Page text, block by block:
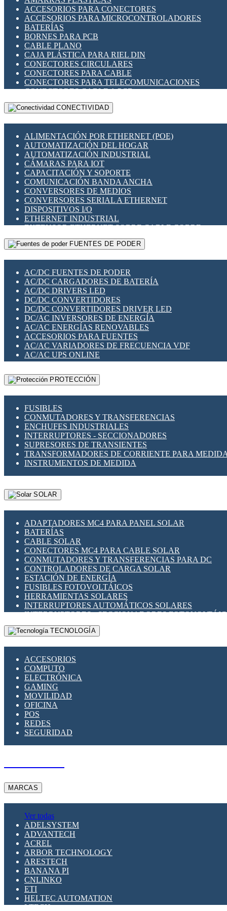
INDICADORES PARA PANEL
INTERFACES DE RELÉ
INTERRUPTORES FIN DE CARRERA
LLAVES CONMUTADORAS
MEDIDORES DE ENERGÍA Y TC'S DE CORRIENTE
MOTORES PASO A PASO
PANTALLAS HMI
PLC -CONTROLADORES LÓGICO PROGRAMABLES
PROGRAMADORES DE HORARIO
RELÉS DE PROTECCIÓN
SENSORES CAPACITIVOS
SENSORES INDUCTIVOS
TEMPORIZADORES
VARIACS
VARIADORES DE FRECUENCIA [VDF]
SECCIONADORES - INTERRUPTORES
MAQUINARIA
ACCESORIOS PARA CONECTORES
ACCESORIOS PARA MICROCONTROLADORES
BATERÍAS
BORNES PARA PCB
CABLE PLANO
CAJA PLÁSTICA PARA RIEL DIN
CONECTORES CIRCULARES
CONECTORES PARA CABLE
CONECTORES PARA TELECOMUNICACIONES
CONECTORES CABLE A PCB
CONECTORES PCB A CABLE
DIP SWITCHES
HERRAMIENTAS VARIAS
ILUMINACIÓN LED
INTERRUPTORES REED
INTERFACES DE RELÉ
OTROS RELÉS
PROTECCIÓN TÉRMICA
RELÉS AUTOMOTRICES
RELÉS DE SEÑAL
RELÉS DE ESTADO SÓLIDO SSR
RELÉS INDUSTRIALES
RELÉS MINIATURA DE POTENCIA
SENSORES MAGNÉTICOS
SWITCH Y MICROSWITCH
TARJETAS PI
UNIÓN Y DERIVACIÓN DE CABLE
CONECTIVIDAD
ALIMENTACIÓN POR ETHERNET (POE)
AUTOMATIZACIÓN DEL HOGAR
AUTOMATIZACIÓN INDUSTRIAL
CÁMARAS PARA IOT
CAPACITACIÓN Y SOPORTE
COMUNICACIÓN BANDA ANCHA
CONVERSORES DE MEDIOS
CONVERSORES SERIAL A ETHERNET
DISPOSITIVOS I/O
ETHERNET INDUSTRIAL
EXTENSOR ETHERNET SOBRE CABLE COBRE
GATEWAY LORAWAN
GESTIÓN DE REDES
PLACAS MODULARES IOT
SWITCHES Y REDES WIFI
SOLUCIONES IOT
SOLUCIONES LORAWAN
SOLUCIONES RED CELULAR
SEGURIDAD PARA REDES
SWITCHES LAN
TELEFONÍA IP (VOIP)
VIGILANCIA IP (CCTV)
MESHTASTIC
FUENTES DE PODER
AC/DC FUENTES DE PODER
AC/DC CARGADORES DE BATERÍA
AC/DC DRIVERS LED
DC/DC CONVERTIDORES
DC/DC CONVERTIDORES DRIVER LED
DC/AC INVERSORES DE ENERGÍA
AC/AC ENERGÍAS RENOVABLES
ACCESORIOS PARA FUENTES
AC/AC VARIADORES DE FRECUENCIA VDF
AC/AC UPS ONLINE
PROTECCIÓN
FUSIBLES
CONMUTADORES Y TRANSFERENCIAS
ENCHUFES INDUSTRIALES
INTERRUPTORES - SECCIONADORES
SUPRESORES DE TRANSIENTES
TRANSFORMADORES DE CORRIENTE PARA
INSTRUMENTOS DE MEDIDA
SOLAR
ADAPTADORES MC4 PARA PANEL SOLAR
BATERÍAS
CABLE SOLAR
CONECTORES MC4 PARA CABLE SOLAR
CONMUTADORES Y TRANSFERENCIAS PARA DC
CONTROLADORES DE CARGA SOLAR
ESTACIÓN DE ENERGÍA
FUSIBLES FOTOVOLTÁICOS
HERRAMIENTAS SOLARES
INTERRUPTORES AUTOMÁTICOS SOLARES
INTERRUPTORES - SECCIONADORES
MONTAJE PANEL SOLAR
PORTA FUSIBLES Y SECCIONADORES
TECNOLOGÍA
ACCESORIOS
COMPUTO
ELECTRÓNICA
GAMING
MOVILIDAD
OFICINA
POS
REDES
SEGURIDAD
MARCAS
Ver todas
ADELSYSTEM
ADVANTECH
ACREL
ARBOR TECHNOLOGY
ARESTECH
BANANA PI
CNLINKO
ETI
HELTEC AUTOMATION
LTECH